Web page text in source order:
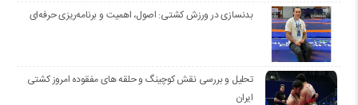
بدنسازی در ورزش کشتی: اصول، اهمیت و برنامه‌ریزی حرفه‌ای
تحلیل و بررسی نقش کوچینگ و حلقه های مفقوده امروز کشتی
ایران